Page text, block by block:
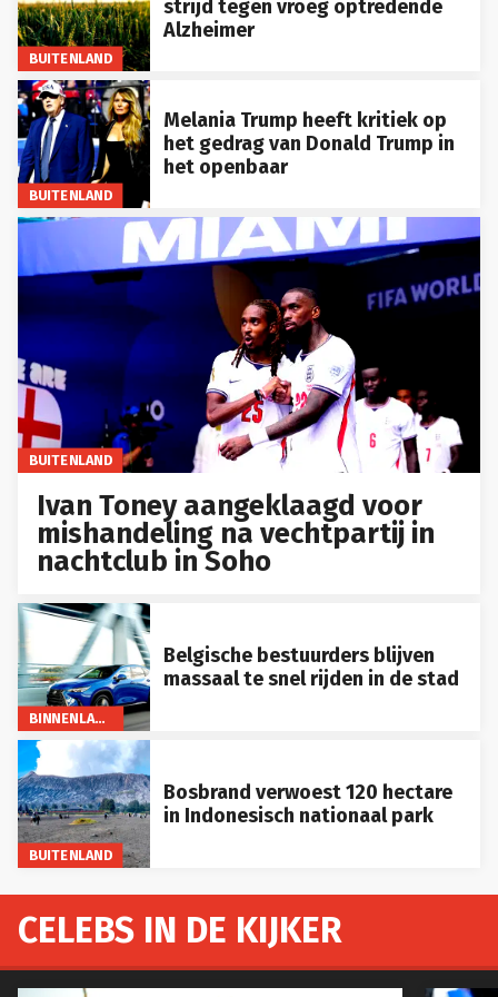
BUITENLAND
strijd tegen vroeg optredende
Alzheimer
BUITENLAND
Melania Trump heeft kritiek op
het gedrag van Donald Trump in
het openbaar
BUITENLAND
Ivan Toney aangeklaagd voor
mishandeling na vechtpartij in
nachtclub in Soho
BINNENLAND
Belgische bestuurders blijven
massaal te snel rijden in de stad
BUITENLAND
Bosbrand verwoest 120 hectare
in Indonesisch nationaal park
CELEBS IN DE KIJKER